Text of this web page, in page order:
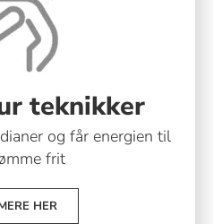
teknikker
og får energien til
frit
HER